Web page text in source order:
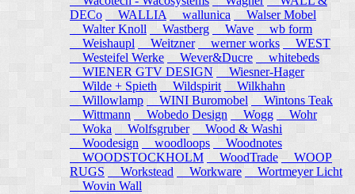
DECo
WALLIA wallunica
Walser Mobel
Walter Knoll
Wastberg Wave
wb form
Weishaupl
Weitzner werner works
WEST
Westeifel Werke
Wever&Ducre
whitebeds
WIENER GTV DESIGN
Wiesner-Hager
Wilde + Spieth
Wildspirit
Wilkhahn
Willowlamp
WINI Buromobel
Wintons Teak
Wittmann
Wobedo Design Wogg
Wohr
Woka
Wolfsgruber
Wood & Washi
Woodesign
woodloops
Woodnotes
WOODSTOCKHOLM
WoodTrade
WOOP
RUGS
Workstead Workware
Wortmeyer Licht
Wovin Wall